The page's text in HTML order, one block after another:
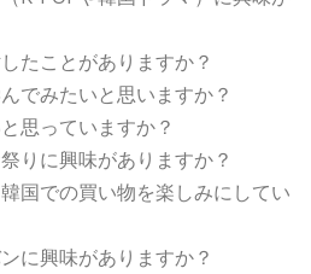
たことがありますか？
でみたいと思いますか？
思っていますか？
りに興味がありますか？
国での買い物を楽しみにしてい
に興味がありますか？